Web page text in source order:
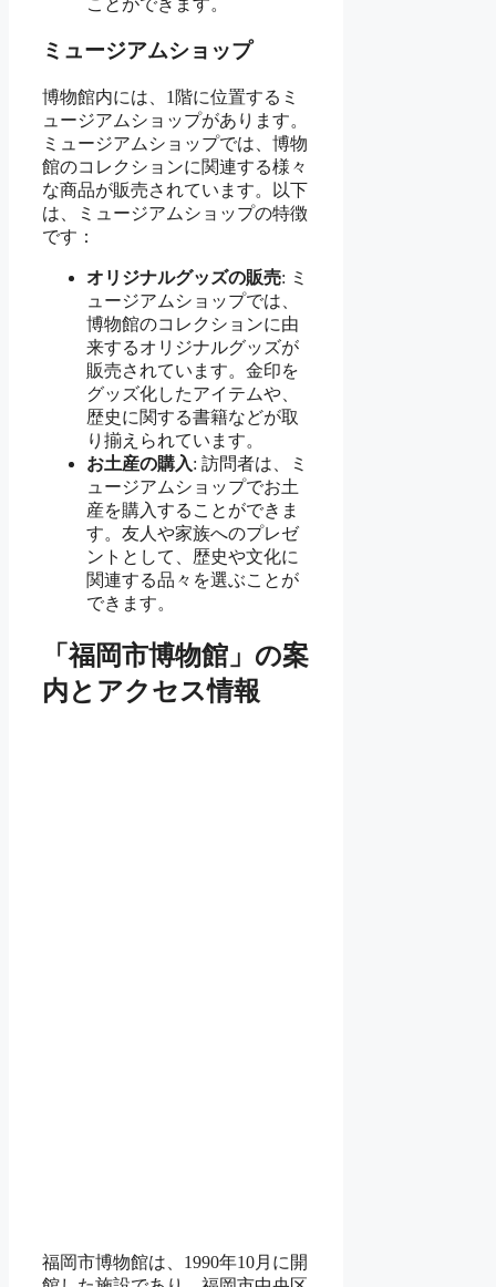
ミュージアムショップ
博物館内には、1階に位置するミ
ュージアムショップがあります。
ミュージアムショップでは、博物
館のコレクションに関連する様々
な商品が販売されています。以下
は、ミュージアムショップの特徴
です：
オリジナルグッズの販売: ミ
ュージアムショップでは、
博物館のコレクションに由
来するオリジナルグッズが
販売されています。金印を
グッズ化したアイテムや、
歴史に関する書籍などが取
り揃えられています。
お土産の購入: 訪問者は、ミ
ュージアムショップでお土
産を購入することができま
す。友人や家族へのプレゼ
ントとして、歴史や文化に
関連する品々を選ぶことが
できます。
「福岡市博物館」の案
内とアクセス情報
福岡市博物館は、1990年10月に開